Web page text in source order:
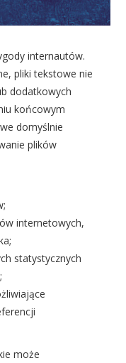
internautów.
pliki tekstowe nie
dodatkowych
końcowym
domyślnie
plików
internetowych,
statystycznych
może